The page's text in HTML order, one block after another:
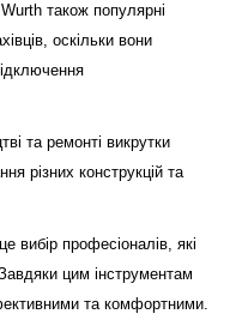
також популярні
оскільки вони
та ремонті викрутки
різних конструкцій та
вибір професіоналів, які
цим інструментам
та комфортними.